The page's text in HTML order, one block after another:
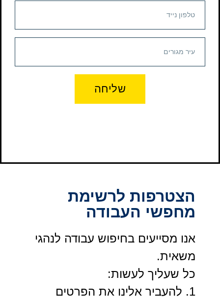
שליחה
הצטרפות לרשימת
מחפשי העבודה
אנו מסייעים בחיפוש עבודה לנהגי
משאית.
כל שעליך לעשות:
1. להעביר אלינו את הפרטים